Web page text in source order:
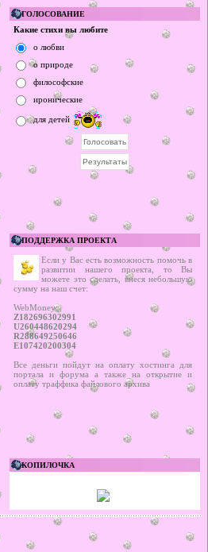
ГОЛОСОВАНИЕ
Какие стихи вы любите
о любви
о природе
философские
иронические
для детей
ПОДДЕРЖКА ПРОЕКТА
Если у Вас есть возможность помочь в
развитии нашего проекта, то Вы
можете это сделать, внеся небольшую
сумму на наш счет:
WebMoney:
Z182696302991
U260448620294
R288649250646
E107420200304
Все деньги пойдут на оплату хостинга для
портала и форума а также на открытие и
оплату траффика файлового архива
КОПИЛОЧКА